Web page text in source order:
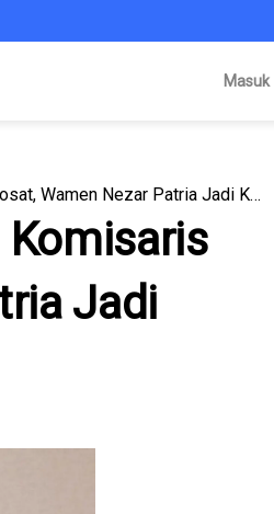
Masuk
Daftar Terbaru Direksi dan Komisaris Indosat, Wamen Nezar Patria Jadi Komisaris Utama
Komisaris
Jadi